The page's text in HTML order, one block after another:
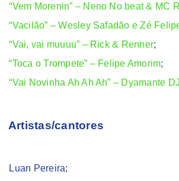
“Vem Morenin” – Neno No beat & MC
“Vacilão” – Wesley Safadão e Zé
“Vai, vai muuuu” – Rick & Renner;
“Toca o Trompete” – Felipe Amorim;
“Vai Novinha Ah Ah Ah” – Dyamante DJ
Artistas/cantores
Luan Pereira;